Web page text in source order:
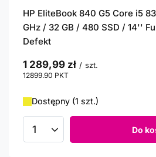
HP EliteBook 840 G5 Core i5
GHz / 32 GB / 480 SSD / 14''
Defekt
1 289,99 zł / szt.
12899.90 PKT
Dostępny (1 szt.)
Ilość produktów Do